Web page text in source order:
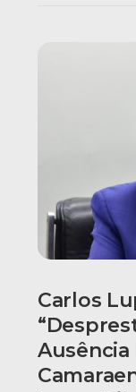
Carlos
Ausência